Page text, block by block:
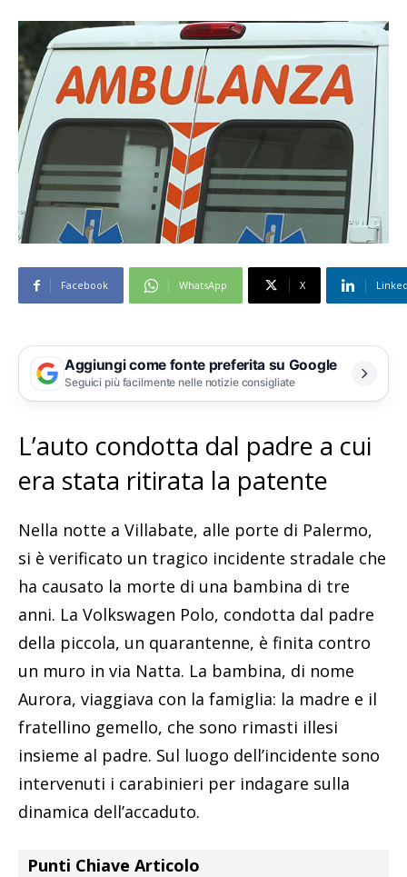
Facebook WhatsApp X
Aggiungi come fonte preferita su Google
Seguici più facilmente nelle notizie consigliate
L’auto condotta dal padre a cui
era stata ritirata la patente
Nella notte a Villabate, alle porte di Palermo,
si è verificato un tragico incidente stradale che
ha causato la morte di una bambina di tre
anni. La Volkswagen Polo, condotta dal padre
della piccola, un quarantenne, è finita contro
un muro in via Natta. La bambina, di nome
Aurora, viaggiava con la famiglia: la madre e il
fratellino gemello, che sono rimasti illesi
insieme al padre. Sul luogo dell’incidente sono
intervenuti i carabinieri per indagare sulla
dinamica dell’accaduto.
Punti Chiave Articolo